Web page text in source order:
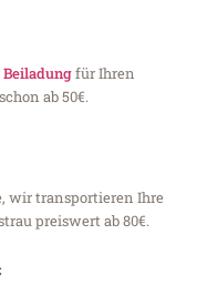
Beiladungfür Ihren
ab 50€.
wir transportieren Ihre
preiswert ab 80€.